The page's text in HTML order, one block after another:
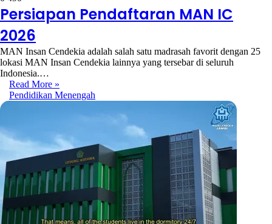
Persiapan Pendaftaran MAN IC
2026
MAN Insan Cendekia adalah salah satu madrasah favorit dengan 25
lokasi MAN Insan Cendekia lainnya yang tersebar di seluruh
Indonesia.…
Read More »
Pendidikan Menengah